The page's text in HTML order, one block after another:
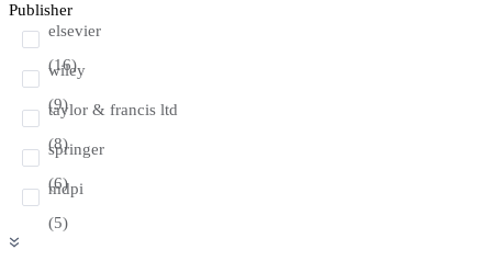
Publisher
elsevier
(16)
wiley
(9)
taylor & francis ltd
(8)
springer
(6)
mdpi
(5)